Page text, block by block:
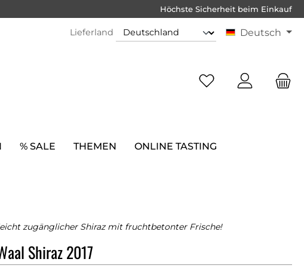
Höchste Sicherheit beim Einkauf
Lieferland Deutsch
% SALE THEMEN ONLINE TASTING
zugänglicher Shiraz mit fruchtbetonter Frische!
Shiraz 2017